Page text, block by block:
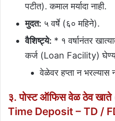
पटीत). कमाल मर्यादा नाही.
मुदत: ५ वर्षे (६० महिने).
वैशिष्ट्ये: * १ वर्षानंतर
कर्ज (Loan Facility)
वेळेवर हप्ता न भरल्यास
३. पोस्ट ऑफिस वेळ ठेव
Time Deposit – TD /